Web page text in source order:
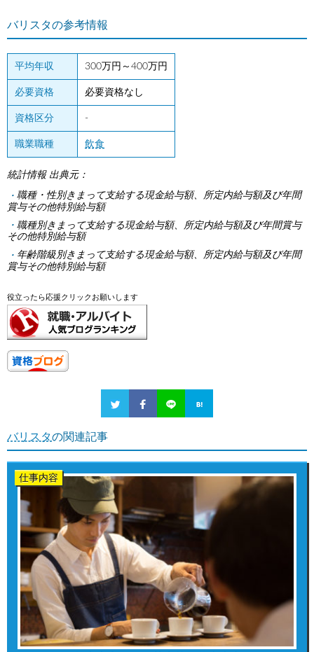
バリスタの参考情報
平均年収 300万円～400万円
必要資格 必要資格なし
資格区分 -
職業職種 飲食
統計情報 出典元：
職種・性別きまって支給する現金給与額、所定内給与額及び年間
賞与その他特別給与額
職種別きまって支給する現金給与額、所定内給与額及び年間賞与
その他特別給与額
年齢階級別きまって支給する現金給与額、所定内給与額及び年間
賞与その他特別給与額
役立ったら応援クリックお願いします
バリスタの関連記事
仕事内容